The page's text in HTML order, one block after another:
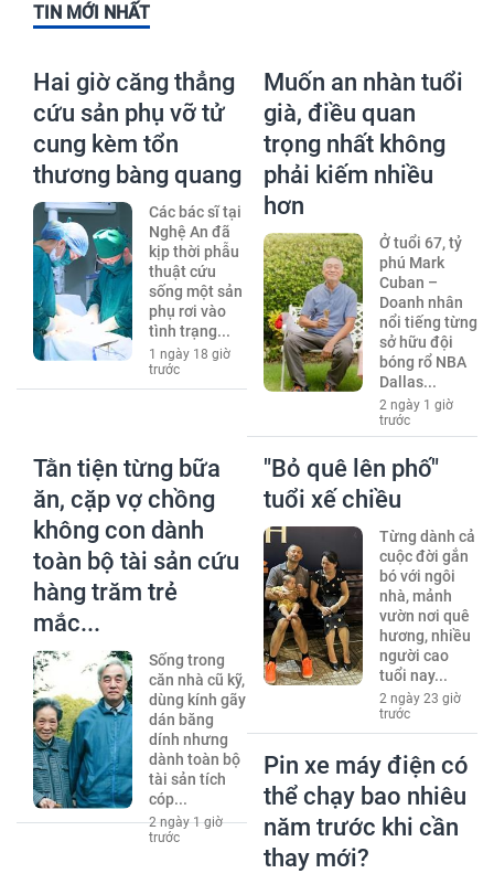
TIN MỚI NHẤT
Hai giờ căng thẳng
cứu sản phụ vỡ tử
cung kèm tổn
thương bàng quang
Các bác sĩ tại
Nghệ An đã
kịp thời phẫu
thuật cứu
sống một sản
phụ rơi vào
tình trạng...
1 ngày 18 giờ
trước
Muốn an nhàn tuổi
già, điều quan
trọng nhất không
phải kiếm nhiều
hơn
Ở tuổi 67, tỷ
phú Mark
Cuban –
Doanh nhân
nổi tiếng từng
sở hữu đội
bóng rổ NBA
Dallas...
2 ngày 1 giờ
trước
Tằn tiện từng bữa
ăn, cặp vợ chồng
không con dành
toàn bộ tài sản cứu
hàng trăm trẻ
mắc...
Sống trong
căn nhà cũ kỹ,
dùng kính gãy
dán băng
dính nhưng
dành toàn bộ
tài sản tích
cóp...
2 ngày 1 giờ
trước
"Bỏ quê lên phố"
tuổi xế chiều
Từng dành cả
cuộc đời gắn
bó với ngôi
nhà, mảnh
vườn nơi quê
hương, nhiều
người cao
tuổi nay...
2 ngày 23 giờ
trước
Pin xe máy điện có
thể chạy bao nhiêu
năm trước khi cần
thay mới?